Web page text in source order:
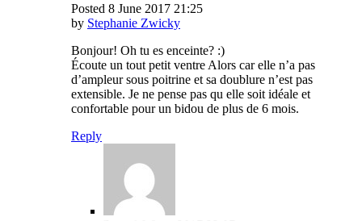
Posted 8 June 2017 21:25
by Stephanie Zwicky
Bonjour! Oh tu es enceinte? :)
Écoute un tout petit ventre Alors car elle n’a pas
d’ampleur sous poitrine et sa doublure n’est pas
extensible. Je ne pense pas qu elle soit idéale et
confortable pour un bidou de plus de 6 mois.
Reply